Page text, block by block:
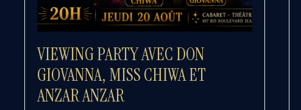
VIEWING PARTY AVEC DON
GIOVANNA, MISS CHIWA ET
ANZAR ANZAR